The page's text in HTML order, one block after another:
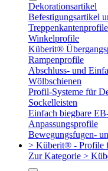
Dekorationsartikel
Befestigungsartikel
Treppenkantenprofile
Winkelprofile
Küberit®
Rampenprofile
Abschluss- und
Wölbschienen
Profil-Systeme für
Sockelleisten
Einfach biegbare
Anpassungsprofile
Bewegungsfugen-
> Küberit® - Profile
Zur Kategorie >